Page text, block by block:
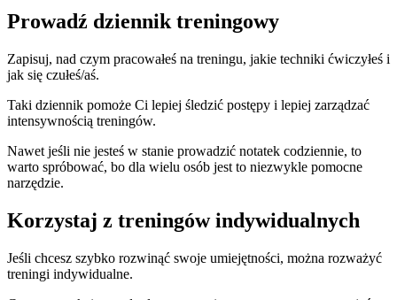
Prowadź dziennik treningowy
Zapisuj, nad czym pracowałeś na treningu, jakie techniki ćwiczyłeś i
jak się czułeś/aś.
Taki dziennik pomoże Ci lepiej śledzić postępy i lepiej zarządzać
intensywnością treningów.
Nawet jeśli nie jesteś w stanie prowadzić notatek codziennie, to
warto spróbować, bo dla wielu osób jest to niezwykle pomocne
narzędzie.
Korzystaj z treningów indywidualnych
Jeśli chcesz szybko rozwinąć swoje umiejętności, można rozważyć
treningi indywidualne.